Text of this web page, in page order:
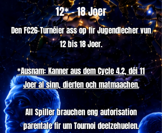
12* - 18 Joer
Den FC26-Turnéier ass op fir Jugendlecher vun
12 bis 18 Joer.
*Ausnam: Kanner aus dem Cycle 4.2, déi 11
Joer al sinn, dierfen och matmaachen.
All Spiller brauchen eng autorisation
parentale fir um Tournoi deelzehuelen.